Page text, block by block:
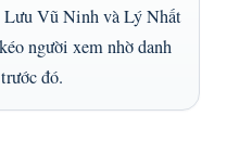
Lưu Vũ Ninh và Lý Nhất
người xem nhờ danh
đó.